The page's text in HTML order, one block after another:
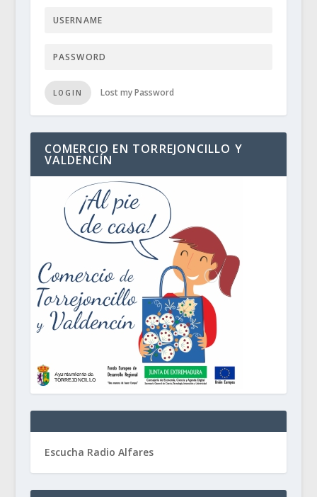
LOGIN Lost my Password
COMERCIO EN TORREJONCILLO Y
VALDENCÍN
Escucha Radio Alfares